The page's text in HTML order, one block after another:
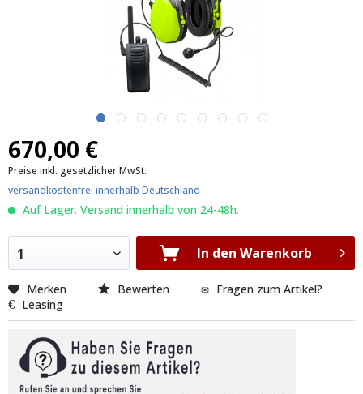
670,00 €
Preise inkl. gesetzlicher MwSt.
versandkostenfrei innerhalb Deutschland
Auf Lager. Versand innerhalb von 24-48h.
1 In den Warenkorb
Merken Bewerten
Fragen zum Artikel?
Leasing